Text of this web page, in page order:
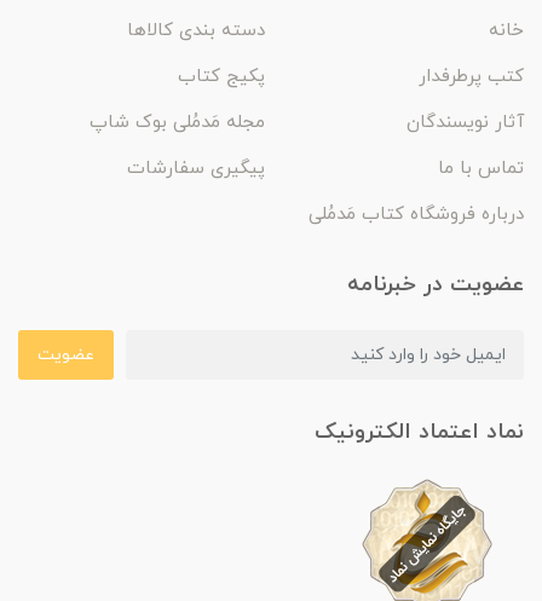
خانه
دسته بندی کالاها
کتب پرطرفدار
پکیج کتاب
آثار نویسندگان
مجله مَدمُلی بوک شاپ
تماس با ما
پیگیری سفارشات
درباره فروشگاه کتاب مَدمُلی
عضویت در خبرنامه
عضویت
نماد اعتماد الکترونیک